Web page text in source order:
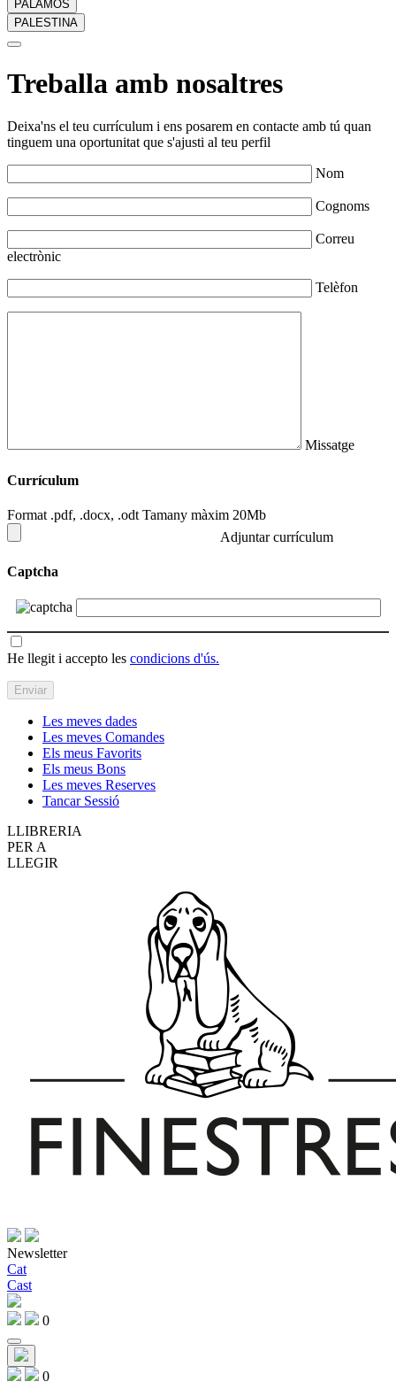
PALAMÓS
PALESTINA
Treballa amb nosaltres
Deixa'ns el teu currículum i ens posarem en contacte amb tú quan
tinguem una oportunitat que s'ajusti al teu perfil
Nom
Cognoms
Correu
electrònic
Telèfon
Missatge
Currículum
Format .pdf, .docx, .odt Tamany màxim 20Mb
Adjuntar currículum
Captcha
He llegit i accepto les condicions d'ús.
Les meves dades
Les meves Comandes
Els meus Favorits
Els meus Bons
Les meves Reserves
Tancar Sessió
LLIBRERIA
PER A
LLEGIR
Newsletter
Cat
Cast
0
0